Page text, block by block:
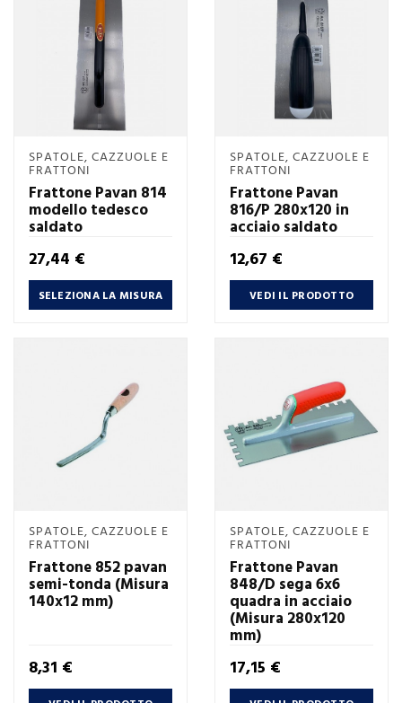
SPATOLE, CAZZUOLE E
FRATTONI
Frattone Pavan 814
modello tedesco
saldato
Prezzo
27,44 €
SELEZIONA LA MISURA
SPATOLE, CAZZUOLE E
FRATTONI
Frattone Pavan
816/P 280x120 in
acciaio saldato
Prezzo
12,67 €
VEDI IL PRODOTTO
SPATOLE, CAZZUOLE E
FRATTONI
Frattone 852 pavan
semi-tonda (Misura
140x12 mm)
Prezzo
8,31 €
SPATOLE, CAZZUOLE E
FRATTONI
Frattone Pavan
848/D sega 6x6
quadra in acciaio
(Misura 280x120
mm)
Prezzo
17,15 €